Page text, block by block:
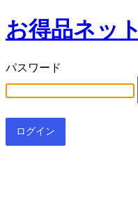
お得品ネット
パスワード